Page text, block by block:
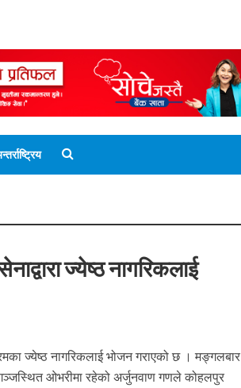
ज्येष्ठ नागरिकलाई
ज्येष्ठ नागरिकलाई भोजन गराएको छ । मङ्गलबार
ओभरीमा रहेको अर्जुनवाण गणले कोहलपुर